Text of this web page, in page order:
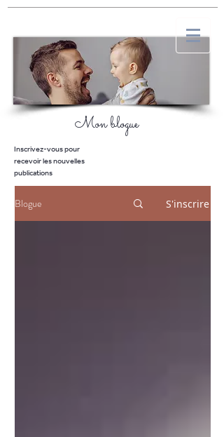
Mon blogue
Inscrivez-vous pour
recevoir les nouvelles
publications
Blogue S'inscrire